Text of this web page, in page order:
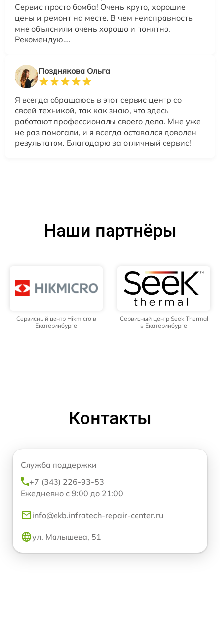
Сервис просто бомба! Очень круто, хорошие
цены и ремонт на месте. В чем неисправность
мне объяснили очень хорошо и понятно.
Рекомендую….
Позднякова Ольга
Я всегда обращаюсь в этот сервис центр со
своей техникой, так как знаю, что здесь
работают профессионалы своего дела. Мне уже
не раз помогали, и я всегда оставался доволен
результатом. Благодарю за отличный сервис!
Наши партнёры
Сервисный центр Hikmicro в
Екатеринбурге
Сервисный центр Seek Thermal
в Екатеринбурге
Контакты
Служба поддержки
+7 (343) 226-93-53
Ежедневно с 9:00 до 21:00
info@ekb.infratech-repair-center.ru
ул. Малышева, 51